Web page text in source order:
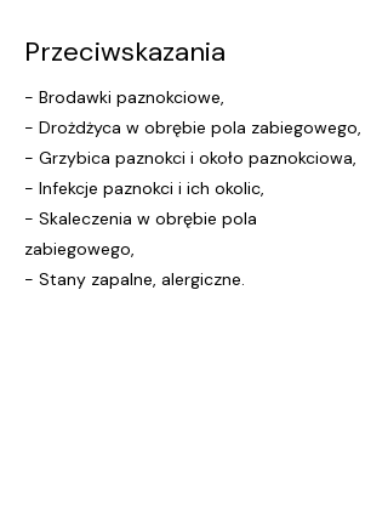
Przeciwskazania
- Brodawki paznokciowe,
- Drożdżyca w obrębie pola zabiegowego,
- Grzybica paznokci i około paznokciowa,
- Infekcje paznokci i ich okolic,
- Skaleczenia w obrębie pola
zabiegowego,
- Stany zapalne, alergiczne.